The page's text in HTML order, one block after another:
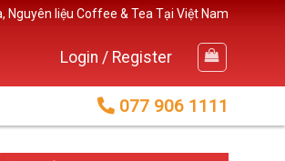
liệu Coffee & Tea Tại Việt Nam
Login / Register
077 906 1111